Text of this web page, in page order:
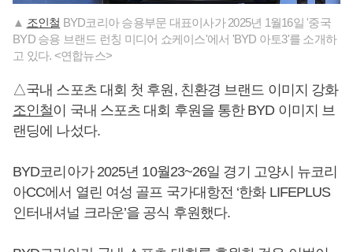
▲ 조인철 BYD코리아 승용부문 대표이사가 2025년 1월16일 '중국
BYD 승용 브랜드 런칭 미디어 쇼케이스'에서 'BYD 아토3'를 소개하
고 있다. <연합뉴스>
△국내 스포츠 대회 첫 후원, 친환경 브랜드 이미지 강화
조인철이 국내 스포츠 대회 후원을 통한 BYD 이미지 브
랜딩에 나섰다.
BYD코리아가 2025년 10월23~26일 경기 고양시 뉴코리
아CC에서 열린 여성 골프 국가대항전 ‘한화 LIFEPLUS
인터내셔널 크라운’을 공식 후원했다.